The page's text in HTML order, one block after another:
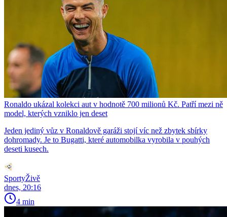
Ronaldo ukázal kolekci aut v hodnotě 700 milionů Kč. Patří mezi ně
model, kterých vzniklo jen deset
Jeden jediný vůz v Ronaldově garáži stojí víc než zbytek sbírky
dohromady. Je to Bugatti, které automobilka vyrobila v pouhých
deseti kusech.
SportyŽivě
dnes, 20:16
4 min